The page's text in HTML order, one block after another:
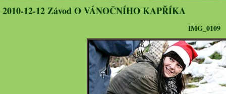
2010-12-12 Závod O VÁNOČNÍHO KAPŘÍKA
IMG_0109